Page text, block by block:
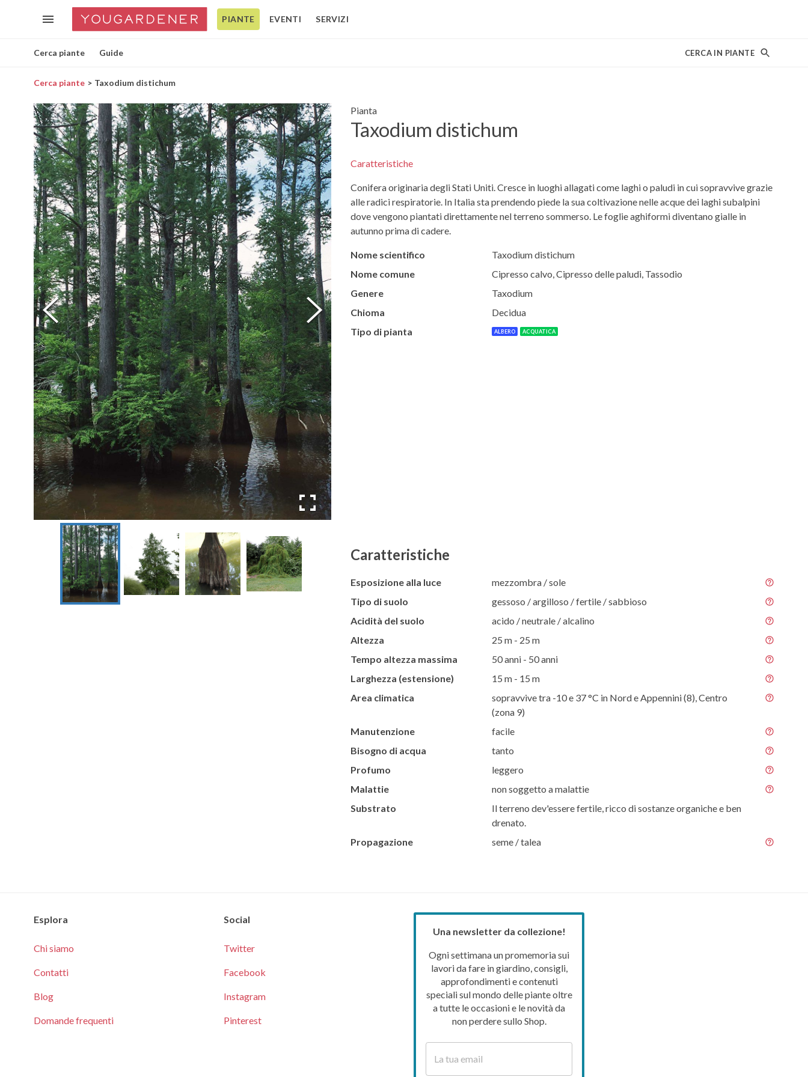
PIANTE EVENTI SERVIZI
Cerca piante Guide CERCA IN PIANTE
Cerca piante Taxodium distichum
Pianta
Taxodium distichum
Caratteristiche
Conifera originaria degli Stati Uniti. Cresce in luoghi allagati come laghi o paludi in cui sopravvive grazie
alle radici respiratorie. In Italia sta prendendo piede la sua coltivazione nelle acque dei laghi subalpini
dove vengono piantati direttamente nel terreno sommerso. Le foglie aghiformi diventano gialle in
autunno prima di cadere.
Nome scientifico
Taxodium distichum
Nome comune
Cipresso calvo, Cipresso delle paludi, Tassodio
Genere
Taxodium
Chioma
Decidua
Tipo di pianta
ALBERO ACQUATICA
Caratteristiche
Esposizione alla luce
mezzombra / sole
Tipo di suolo
gessoso / argilloso / fertile / sabbioso
Acidità del suolo
acido / neutrale / alcalino
Altezza
25 m - 25 m
Tempo altezza massima
50 anni - 50 anni
Larghezza (estensione)
15 m - 15 m
Area climatica
sopravvive tra -10 e 37 °C in Nord e Appennini (8), Centro
(zona 9)
Manutenzione
facile
Bisogno di acqua
tanto
Profumo
leggero
Malattie
non soggetto a malattie
Substrato
Il terreno dev'essere fertile, ricco di sostanze organiche e ben
drenato.
Propagazione
seme / talea
Esplora
Chi siamo
Contatti
Blog
Domande frequenti
Social
Twitter
Facebook
Instagram
Pinterest
Una newsletter da collezione!
Ogni settimana un promemoria sui
lavori da fare in giardino, consigli,
approfondimenti e contenuti
speciali sul mondo delle piante oltre
a tutte le occasioni e le novità da
non perdere sullo Shop.